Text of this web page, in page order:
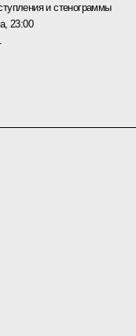
и стенограммы
23:00